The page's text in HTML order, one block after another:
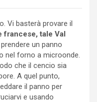
Vi basterà provare il
francese, tale Val
un panno
nel forno a microonde.
che il cencio sia
A quel punto,
il panno per
e usando